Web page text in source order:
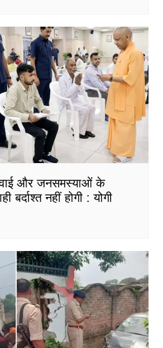
और जनसमस्याओं के
बर्दाश्त नहीं होगी : योगी